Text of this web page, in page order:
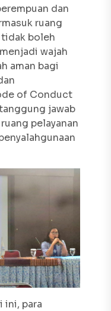
dan
ruang
tidak boleh
wajah
aman bagi
of Conduct
jawab
pelayanan
ini, para